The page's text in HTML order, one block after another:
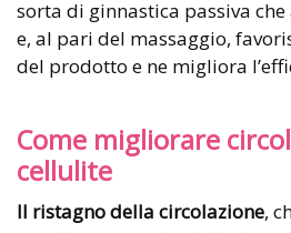
sorta di ginnastica passiva
e, al pari del massaggio,
del prodotto e ne migliora
Come migliorare
cellulite
Il ristagno della circolazione,